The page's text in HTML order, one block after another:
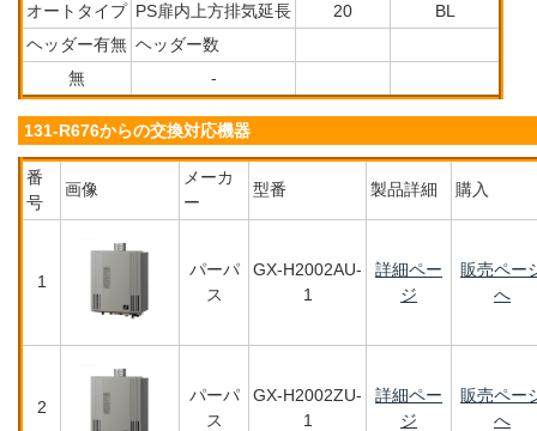
オートタイプ PS扉内上方排気延長 20
BL
ヘッダー有無 ヘッダー数
無
-
131-R676からの交換対応機器
番
号
画像
メーカ
ー
型番 製品詳細 購入
1
パーパ
ス
GX-H2002AU-
1
詳細ペー
ジ
販売ペー
へ
2
パーパ
ス
GX-H2002ZU-
1
詳細ペー
ジ
販売ペー
へ